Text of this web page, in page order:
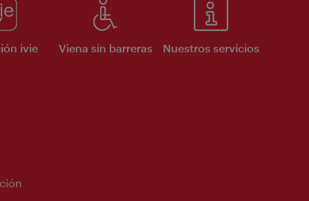
ivie Viena sin barreras Nuestros servicios